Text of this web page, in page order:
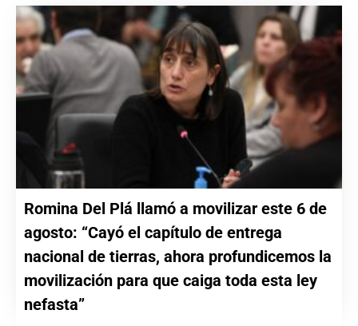
Romina Del Plá llamó a movilizar este 6 de
agosto: “Cayó el capítulo de entrega
nacional de tierras, ahora profundicemos la
movilización para que caiga toda esta ley
nefasta”